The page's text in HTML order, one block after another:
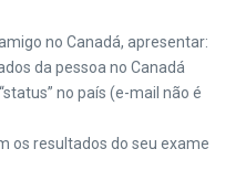
no Canadá, apresentar:
da pessoa no Canadá
no país (e-mail não é
os resultados do seu exame